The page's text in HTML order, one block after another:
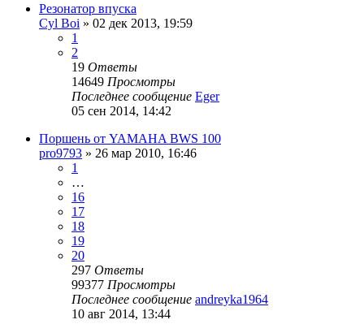
Резонатор впуска
Cyl Boi » 02 дек 2013, 19:59
1
2
19 Ответы
14649 Просмотры
Последнее сообщение Eger
05 сен 2014, 14:42
Поршень от YAMAHA BWS 100
pro9793 » 26 мар 2010, 16:46
1
…
16
17
18
19
20
297 Ответы
99377 Просмотры
Последнее сообщение andreyka1964
10 авг 2014, 13:44